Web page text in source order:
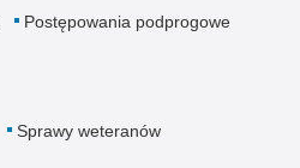
Postępowania podprogowe
Sprawy weteranów